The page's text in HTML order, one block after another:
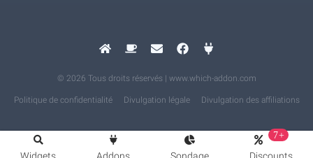
© 2026 Tous droits réservés | www.which-addon.com
Politique de confidentialité Divulgation légale Divulgation des affiliations
Widgets Addons Sondage
7+
Discounts